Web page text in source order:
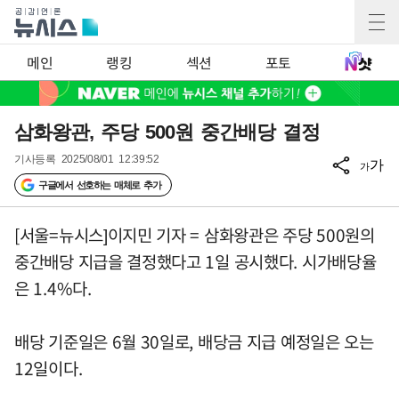
메인 랭킹 섹션 포토
삼화왕관, 주당 500원 중간배당 결정
기사등록 2025/08/01 12:39:52
구글에서 선호하는 매체로 추가
가가
[서울=뉴시스]이지민 기자 = 삼화왕관은 주당 500원의
중간배당 지급을 결정했다고 1일 공시했다. 시가배당율
은 1.4%다.
배당 기준일은 6월 30일로, 배당금 지급 예정일은 오는
12일이다.